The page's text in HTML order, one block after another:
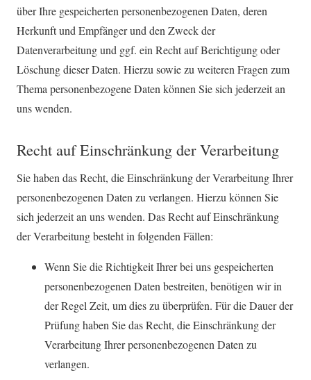
über Ihre gespeicherten personenbezogenen Daten, deren
Herkunft und Empfänger und den Zweck der
Datenverarbeitung und ggf. ein Recht auf Berichtigung oder
Löschung dieser Daten. Hierzu sowie zu weiteren Fragen zum
Thema personenbezogene Daten können Sie sich jederzeit an
uns wenden.
Recht auf Einschränkung der Verarbeitung
Sie haben das Recht, die Einschränkung der Verarbeitung Ihrer
personenbezogenen Daten zu verlangen. Hierzu können Sie
sich jederzeit an uns wenden. Das Recht auf Einschränkung
der Verarbeitung besteht in folgenden Fällen:
Wenn Sie die Richtigkeit Ihrer bei uns gespeicherten
personenbezogenen Daten bestreiten, benötigen wir in
der Regel Zeit, um dies zu überprüfen. Für die Dauer der
Prüfung haben Sie das Recht, die Einschränkung der
Verarbeitung Ihrer personenbezogenen Daten zu
verlangen.